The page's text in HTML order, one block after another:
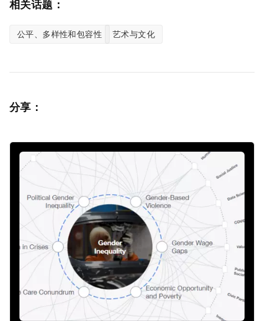
相关话题：
公平、多样性和包容性 艺术与文化
分享：